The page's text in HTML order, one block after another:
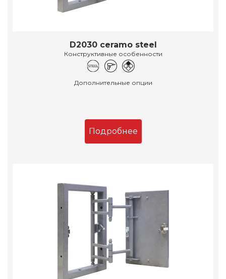
D2030 ceramo steel
Конструктивные особенности
Дополнительные опции
Подробнее